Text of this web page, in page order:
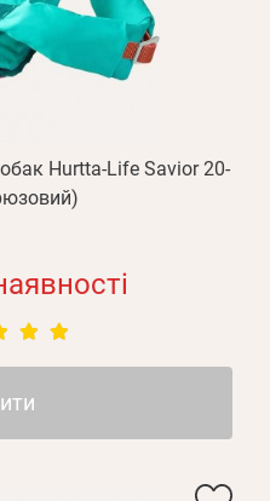
Hurtta-Life Savior 20-